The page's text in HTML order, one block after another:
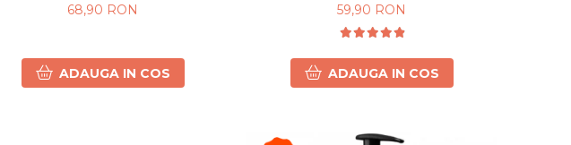
68,90 RON
ADAUGA IN COS
59,90 RON
ADAUGA IN COS